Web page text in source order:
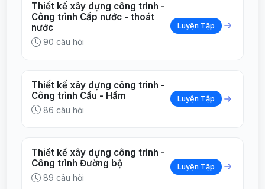
Thiết kế xây dựng công trình -
Công trình Cấp nước - thoát
nước
90 câu hỏi
Luyện Tập
Thiết kế xây dựng công trình -
Công trình Cầu - Hầm
86 câu hỏi
Luyện Tập
Thiết kế xây dựng công trình -
Công trình Đường bộ
89 câu hỏi
Luyện Tập